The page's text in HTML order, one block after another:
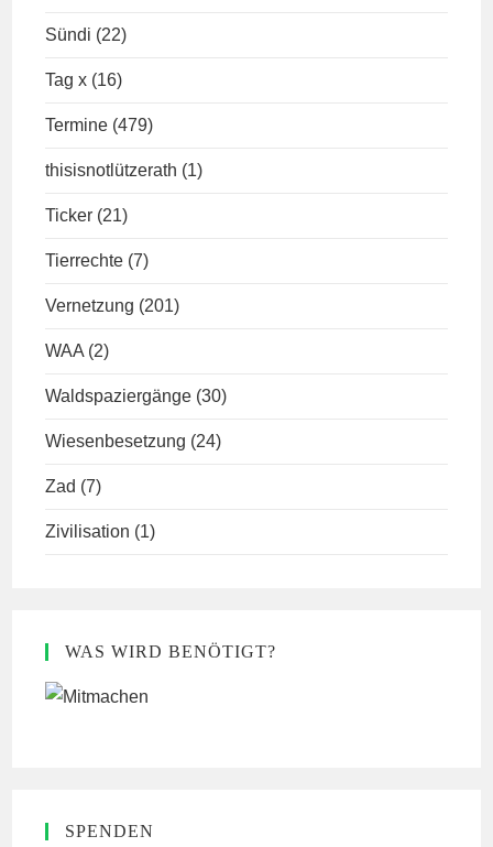
Sündi (22)
Tag x (16)
Termine (479)
thisisnotlützerath (1)
Ticker (21)
Tierrechte (7)
Vernetzung (201)
WAA (2)
Waldspaziergänge (30)
Wiesenbesetzung (24)
Zad (7)
Zivilisation (1)
WAS WIRD BENÖTIGT?
SPENDEN